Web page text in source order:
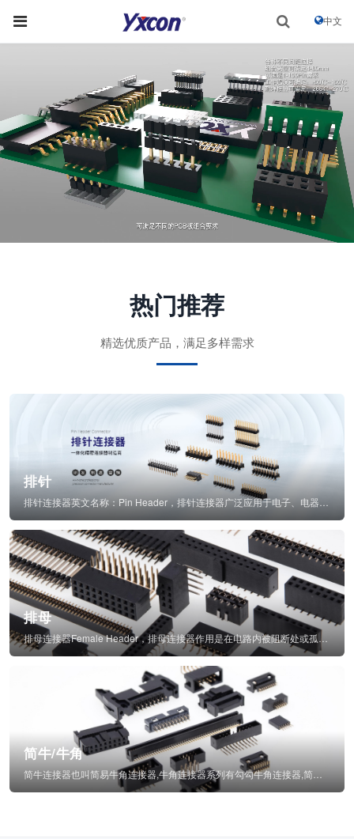
中文
热门推荐
精选优质产品，满足多样需求
排针
排母
排母连接器Female Header，排母连接器作用是在电路内被阻断处或孤立不通...
简牛/牛角